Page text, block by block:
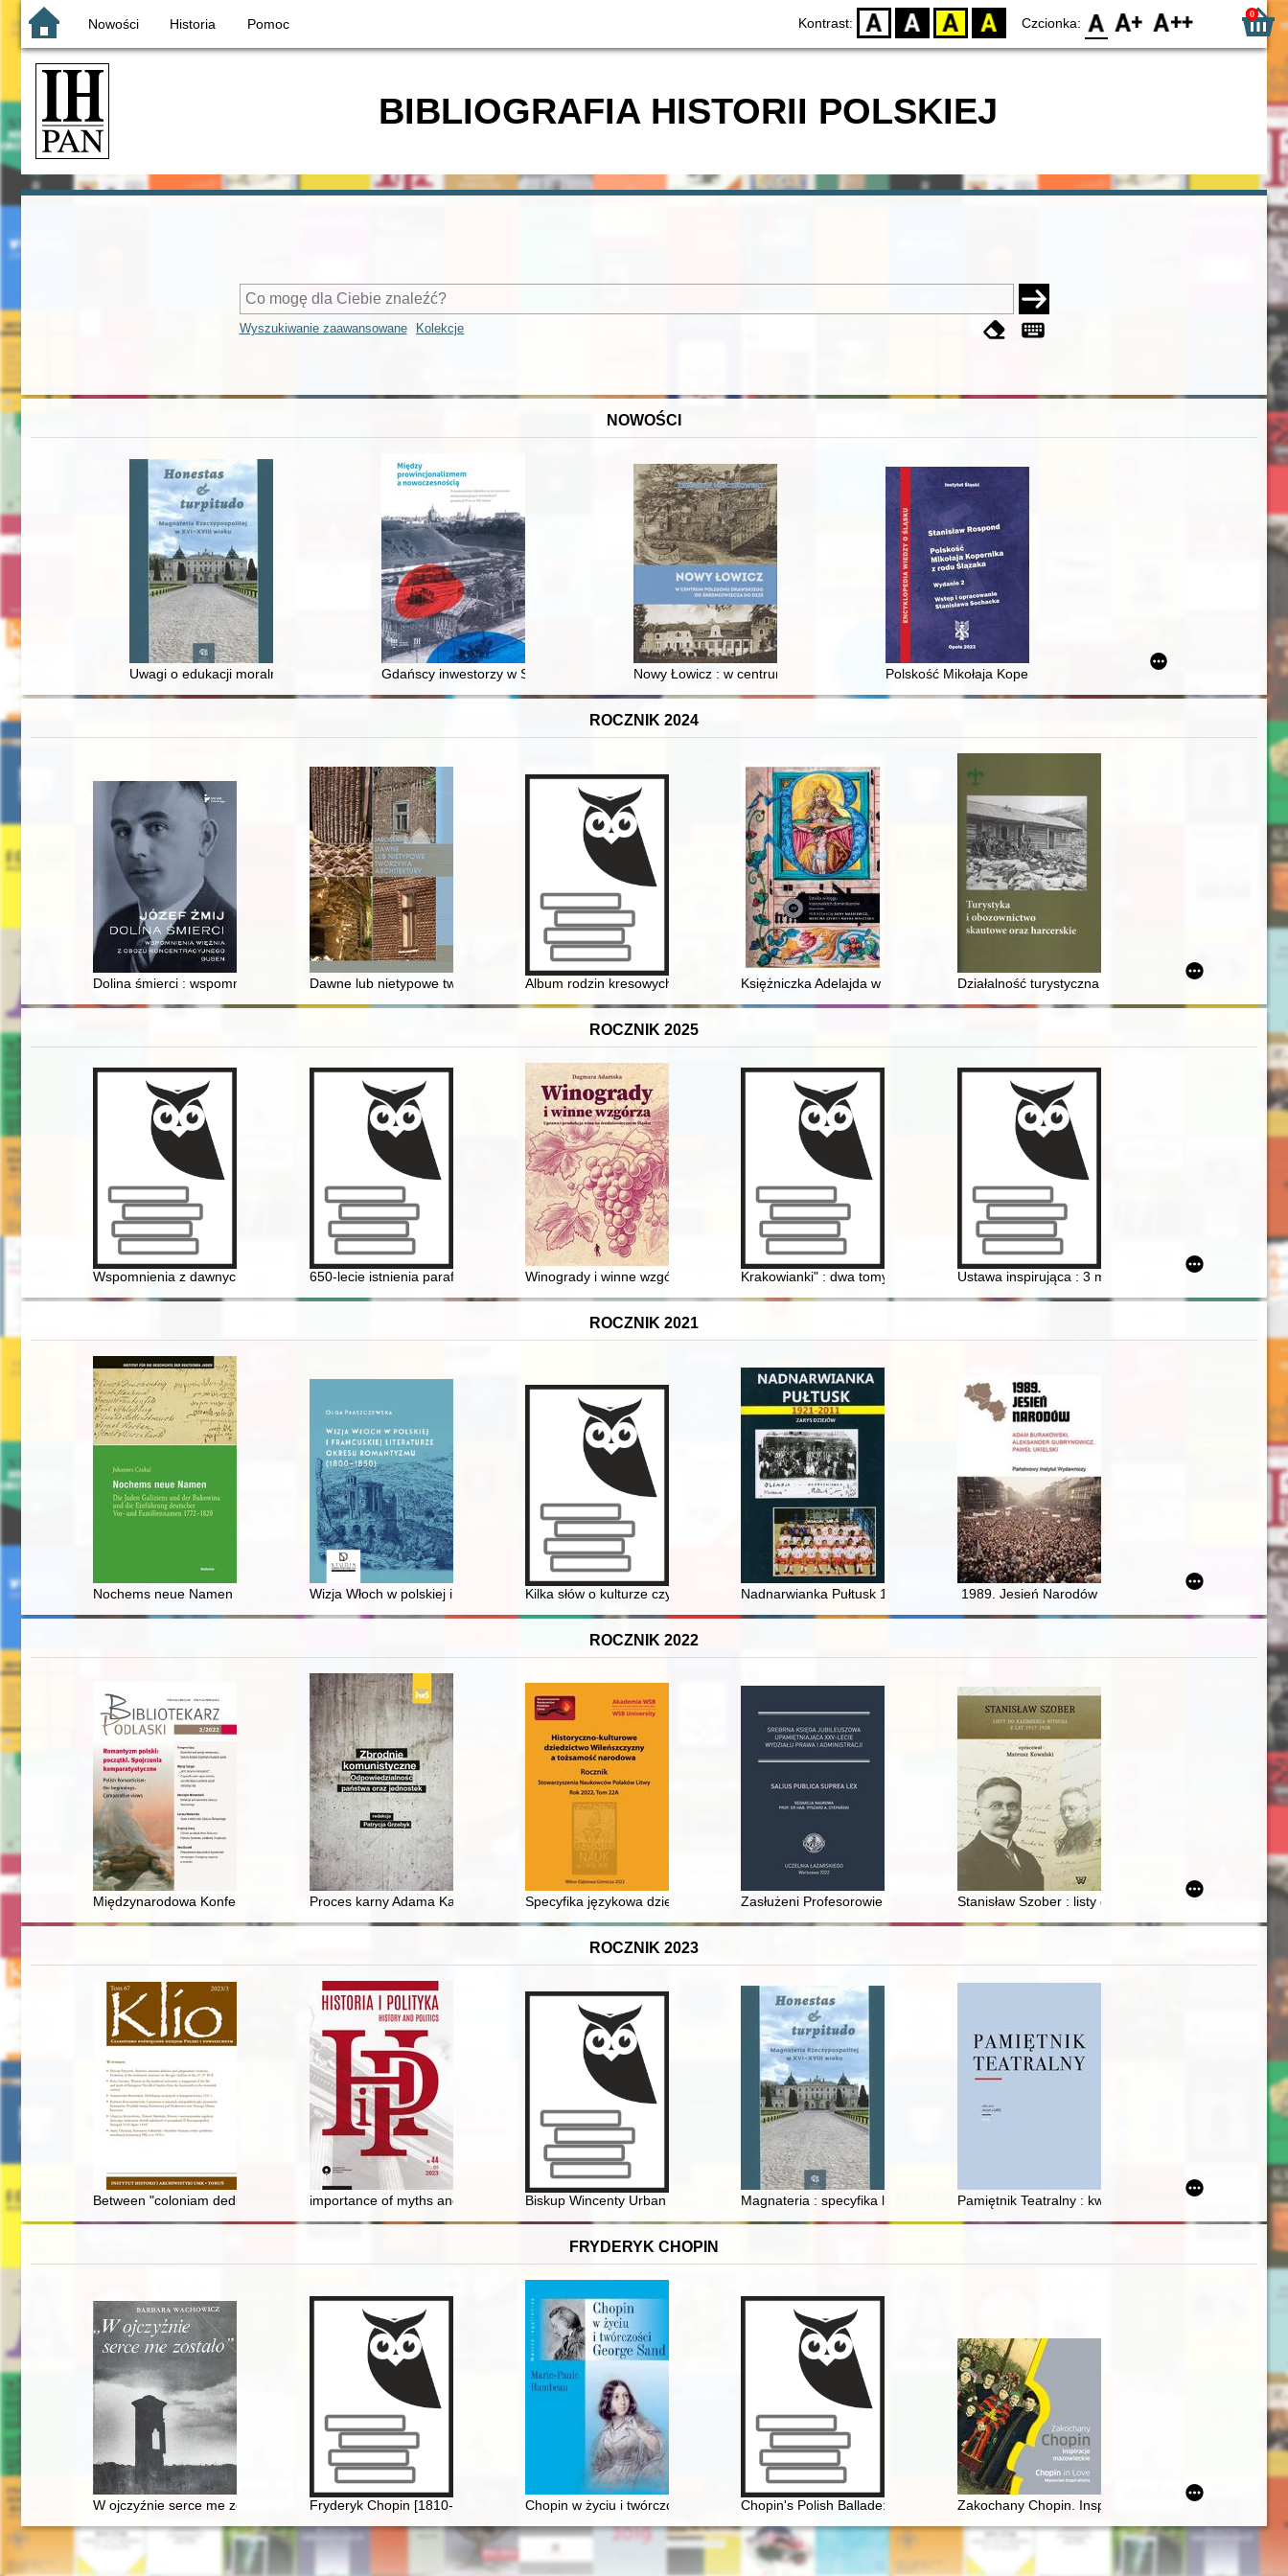
Nowości Historia Pomoc Kontrast: D BW YB BY Czcionka: F0 F1 F2 0
BIBLIOGRAFIA HISTORII POLSKIEJ
Wyszukiwanie zaawansowane Kolekcje
NOWOŚCI
Uwagi o edukacji moralnej synów szlacheckich w XVI-wiecznej RzeczypospolitejGdańscy inwestorzy w Sopocie : prestiż finansowy i towarzyski lokalnego mieszczaństwa w 2. poł. XIX w
Nowy Łowicz : w centrum poligonu drawskiego od średniowiecza do dziś
Polskość Mikołaja Kopernika z rodu Ślązaka
ROCZNIK 2024
Dolina śmierci : wspomnienia więźnia z obozu koncentracyjnego GusenDawne lub nietypowe tworzywa architektury : surowce, materiały i wyroby budowlane oraz środki służące konserwacji budowli : monografia encyklopedyczna. T. 1
Album rodzin kresowych ziemi dzierżoniowskiejKsiężniczka Adelajda w tradycji sandomierskich dominikanów
Działalność turystyczna i obozowa harcerstwa
ROCZNIK 2025
Wspomnienia z dawnych lat księdza emeryta rodem z Filkówki w Barwałdzie Średnim
650-lecie istnienia parafii : Płonka KościelnaWinogrady i winne wzgórza : uprawa i produkcja wina na średniowiecznym Śląsku
Krakowianki" : dwa tomy "zadumienia", ale i radości : refleksje = Two volumes of
Ustawa inspirująca : 3 maj 1791 roku
ROCZNIK 2021
Nochems neue Namen : die Juden Galiziens und der Bukowina und die Einführung deutscher Vor- und Familiennamen : 1772-1820
Wizja Włoch w polskiej i francuskiej literaturze okresu romantyzmu (1800-1850)
Kilka słów o kulturze czytelniczej dzieci i młodzieży w polskich publikacjach poradnikowych z II połowy XIX wieku
Nadnarwianka Pułtusk 1921-2021 : zarys dziejów
1989. Jesień Narodów
ROCZNIK 2022
Międzynarodowa Konferencja Naukowa „Stanisław Moniuszko: słowo i pieśń (w kręgu tradycji Mickiewiczowskiej)”, Białystok 15 czerwca 2022 : sprawozdanie
Proces karny Adama Karola Tyczyńskiego jako przykład nierozliczonej zbrodni sądowej
Specyfika językowa dziewiętnastowiecznych inskrypcji nagrobnych z obszaru Wilna i Wileńszczyzny : (wstępne obserwacje)
Zasłużeni Profesorowie XXV-lecia Wydziału Prawa i Administracji Uczelni Łazarskiego
Stanisław Szober : listy do Kazimierza Nitscha z lat
ROCZNIK 2023
Between "coloniam deducere" and "adsignationes viritanae" : evolution of the settlement structure on the ager Gallicus in the 3rd-2nd BCE = Między "coloniam deducere" a "adsignationes
importance of myths and legends in shaping Polish historical policy in the 21st century : contemporary determinants = Znaczenie mitów i legend w kształtowaniu
Biskup Wincenty Urban (1911-1983) w świetle dokumentów aparatu bezpieczeństwa PRL
Magnateria : specyfika litewska Pamiętnik Teatralny : kwartalnik poświęcony historii i
FRYDERYK CHOPIN
W ojczyźnie serce me zostało". Szlakiem Mickiewicza, Słowackiego, Chopina, Sienkiewicza, Orzeszkowej, Reymonta, Żeromskiego, Wańkowicza
Fryderyk Chopin [1810-1949] Chopin w życiu i twórczości George SandChopin's Polish Ballade: Op. 38 as Narrative of National Martyrdom
Zakochany Chopin. Inspiracje mazowieckie. Chopin